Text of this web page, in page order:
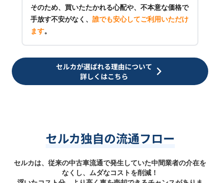
そのため、買いたたかれる心配や、不本意な価格で
手放す不安がなく、 誰でも安心してご利用いただけ
ます。
セルカが選ばれる理由について
詳しくはこちら
セルカ独自の流通フロー
セルカは、従来の中古車流通で発生していた中間業者の介在を
なくし、ムダなコストを削減！